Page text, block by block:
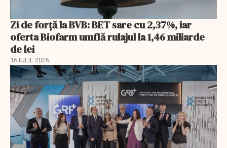
Zi de forță la BVB: BET sare cu 2,37%, iar
oferta Biofarm umflă rulajul la 1,46 miliarde
de lei
16 IULIE 2026